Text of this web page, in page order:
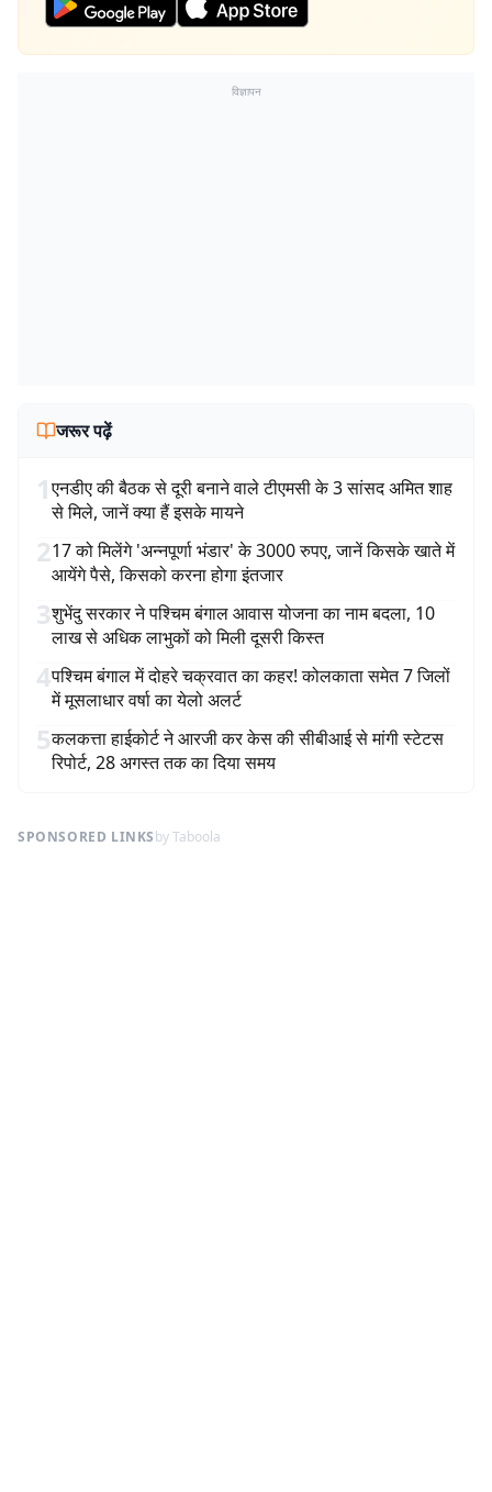
विज्ञापन
जरूर पढ़ें
1एनडीए की बैठक से दूरी बनाने वाले टीएमसी के 3 सांसद अमित शाह
से मिले, जानें क्या हैं इसके मायने
217 को मिलेंगे 'अन्नपूर्णा भंडार' के 3000 रुपए, जानें किसके खाते में
आयेंगे पैसे, किसको करना होगा इंतजार
3शुभेंदु सरकार ने पश्चिम बंगाल आवास योजना का नाम बदला, 10
लाख से अधिक लाभुकों को मिली दूसरी किस्त
4पश्चिम बंगाल में दोहरे चक्रवात का कहर! कोलकाता समेत 7 जिलों
में मूसलाधार वर्षा का येलो अलर्ट
5कलकत्ता हाईकोर्ट ने आरजी कर केस की सीबीआई से मांगी स्टेटस
रिपोर्ट, 28 अगस्त तक का दिया समय
SPONSORED LINKSby Taboola